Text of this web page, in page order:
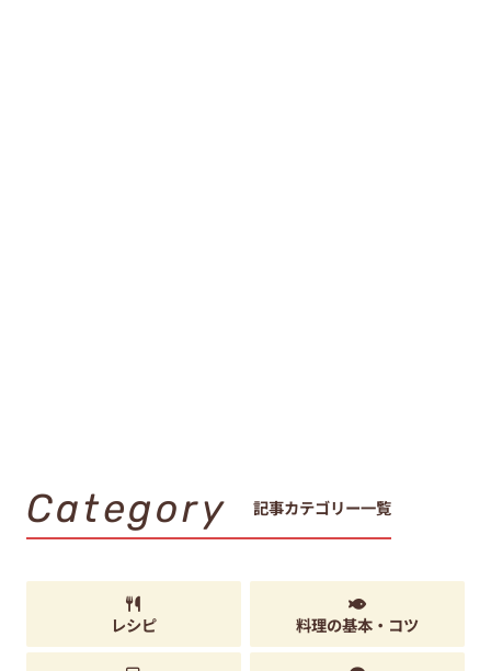
Category 記事カテゴリー一覧
レシピ 料理の基本・コツ